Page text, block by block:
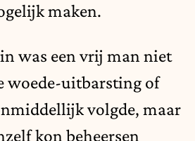
maken.
was een vrij man niet
woede-uitbarsting of
volgde, maar
kon beheersen